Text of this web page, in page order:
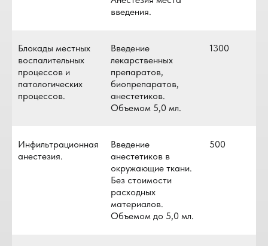
введения.
Блокады местных
воспалительных
процессов и
патологических
процессов.
Введение
лекарственных
препаратов,
биопрепаратов,
анестетиков.
Объемом 5,0 мл.
1300
Инфильтрационная
анестезия.
Введение
анестетиков в
окружающие ткани.
Без стоимости
расходных
материалов.
Объемом до 5,0 мл.
500